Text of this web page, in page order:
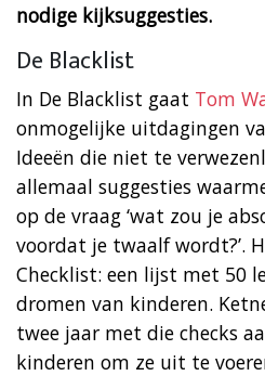
nodige kijksuggesties.
De Blacklist
In De Blacklist gaat Tom
onmogelijke uitdagingen
Ideeën die niet te
allemaal suggesties
op de vraag ‘wat zou je
voordat je twaalf wordt?’.
Checklist: een lijst met 50
dromen van kinderen.
twee jaar met die checks
kinderen om ze uit te